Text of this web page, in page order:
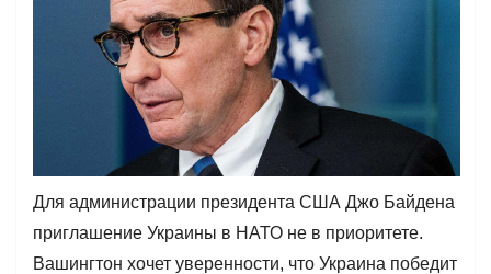
Для администрации президента США Джо Байдена
приглашение Украины в НАТО не в приоритете.
Вашингтон хочет уверенности, что Украина победит